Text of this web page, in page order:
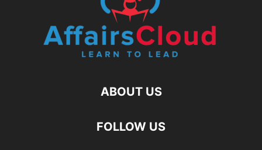
ABOUT US
FOLLOW US